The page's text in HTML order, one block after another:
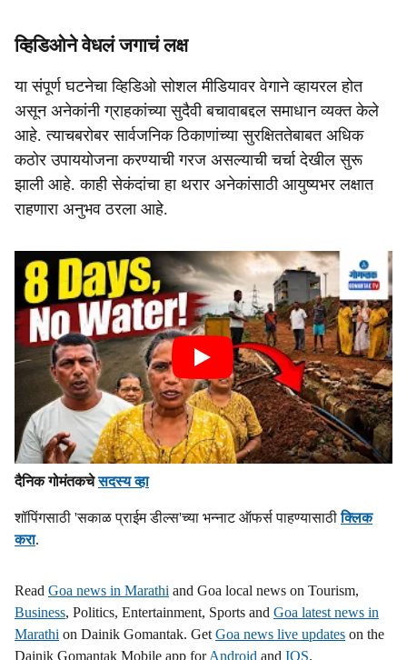
व्हिडिओने वेधलं जगाचं लक्ष
या संपूर्ण घटनेचा व्हिडिओ सोशल मीडियावर वेगाने व्हायरल होत
असून अनेकांनी ग्राहकांच्या सुदैवी बचावाबद्दल समाधान व्यक्त केले
आहे. त्याचबरोबर सार्वजनिक ठिकाणांच्या सुरक्षिततेबाबत अधिक
कठोर उपाययोजना करण्याची गरज असल्याची चर्चा देखील सुरू
झाली आहे. काही सेकंदांचा हा थरार अनेकांसाठी आयुष्यभर लक्षात
राहणारा अनुभव ठरला आहे.
दैनिक गोमंतकचेसदस्य व्हा
शॉपिंगसाठी 'सकाळ प्राईम डील्स'च्या भन्नाट ऑफर्स पाहण्यासाठीक्लिक
करा.
Read Goa news in Marathi and Goa local news on Tourism,
Business, Politics, Entertainment, Sports and Goa latest news in
Marathi on Dainik Gomantak. Get Goa news live updates on the
Dainik Gomantak Mobile app forAndroid and IOS.